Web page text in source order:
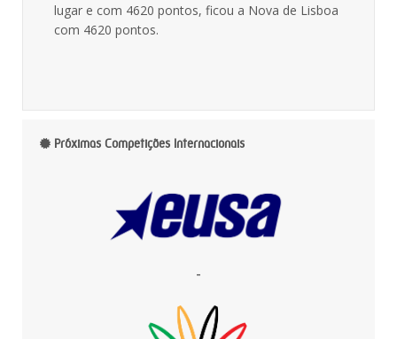
lugar e com 4620 pontos, ficou a Nova de Lisboa
com 4620 pontos.
Próximas Competições Internacionais
-